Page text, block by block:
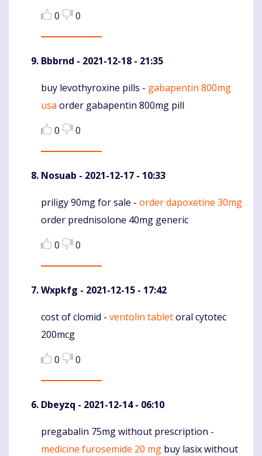
0
0
Bbbrnd - 2021-12-18 - 21:35
Komentaras
buy levothyroxine pills - gabapentin 800mg
usa order gabapentin 800mg pill
0
0
Nosuab - 2021-12-17 - 10:33
Komentaras
priligy 90mg for sale - order dapoxetine 30mg
order prednisolone 40mg generic
0
0
Wxpkfg - 2021-12-15 - 17:42
Komentaras
cost of clomid - ventolin tabletoral cytotec
200mcg
0
0
Dbeyzq - 2021-12-14 - 06:10
Komentaras
pregabalin 75mg without prescription -
medicine furosemide 20 mg buy lasix without